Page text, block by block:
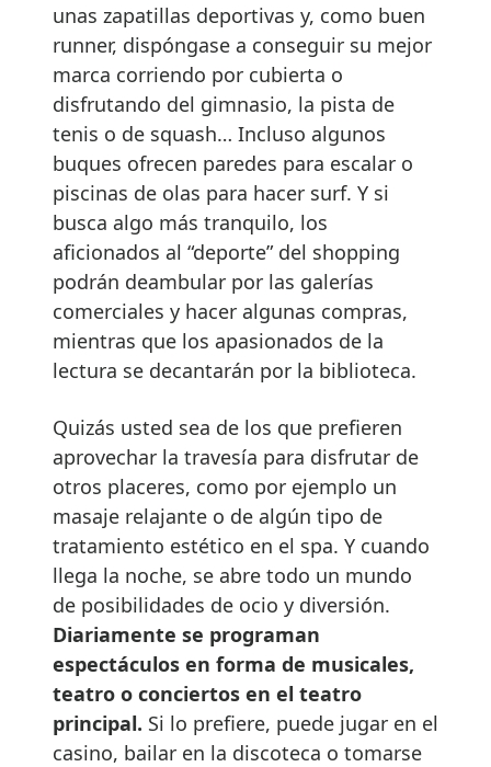
unas zapatillas deportivas y, como buen
runner, dispóngase a conseguir su mejor
marca corriendo por cubierta o
disfrutando del gimnasio, la pista de
tenis o de squash… Incluso algunos
buques ofrecen paredes para escalar o
piscinas de olas para hacer surf. Y si
busca algo más tranquilo, los
aficionados al “deporte” del shopping
podrán deambular por las galerías
comerciales y hacer algunas compras,
mientras que los apasionados de la
lectura se decantarán por la biblioteca.
Quizás usted sea de los que prefieren
aprovechar la travesía para disfrutar de
otros placeres, como por ejemplo un
masaje relajante o de algún tipo de
tratamiento estético en el spa. Y cuando
llega la noche, se abre todo un mundo
de posibilidades de ocio y diversión.
Diariamente se programan
espectáculos en forma de musicales,
teatro o conciertos en el teatro
principal. Si lo prefiere, puede jugar en el
casino, bailar en la discoteca o tomarse